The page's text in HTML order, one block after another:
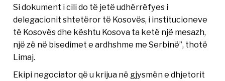
Si dokument i cili do të jetë udhërrëfyes i
delegacionit shtetëror të Kosovës, i institucioneve
të Kosovës dhe kështu Kosova ta ketë një mesazh,
një zë në bisedimet e ardhshme me Serbinë”, thotë
Limaj.
Ekipi negociator që u krijua në gjysmën e dhjetorit